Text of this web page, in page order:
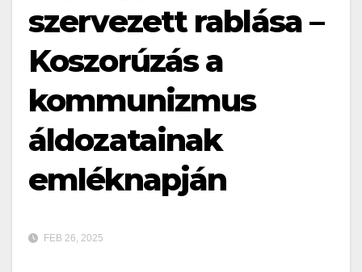
szervezett rablása –
Koszorúzás a
kommunizmus
áldozatainak
emléknapján
FEB 26, 2025